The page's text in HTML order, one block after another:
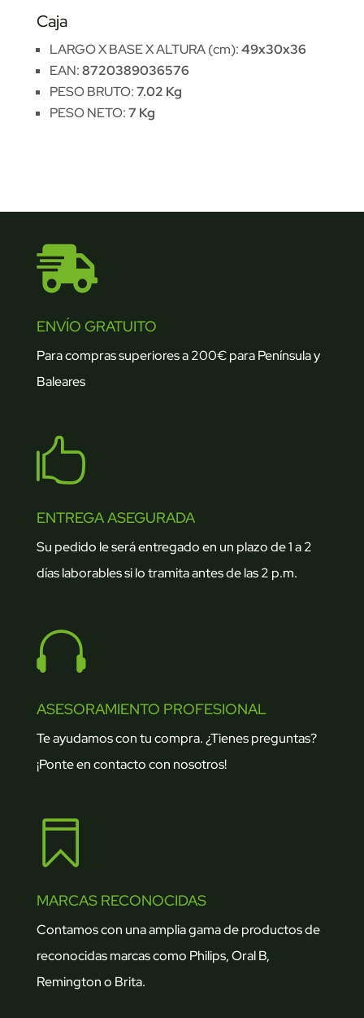
Caja
LARGO X BASE X ALTURA (cm):49x30x36
EAN:8720389036576
PESO BRUTO:7.02 Kg
PESO NETO:7 Kg

ENVÍO GRATUITO
Para compras superiores a 200€ para Península y
Baleares

ENTREGA ASEGURADA
Su pedido le será entregado en un plazo de 1 a 2
días laborables si lo tramita antes de las 2 p.m.

ASESORAMIENTO PROFESIONAL
Te ayudamos con tu compra. ¿Tienes preguntas?
¡Ponte en contacto con nosotros!

MARCAS RECONOCIDAS
Contamos con una amplia gama de productos de
reconocidas marcas como Philips, Oral B,
Remington o Brita.